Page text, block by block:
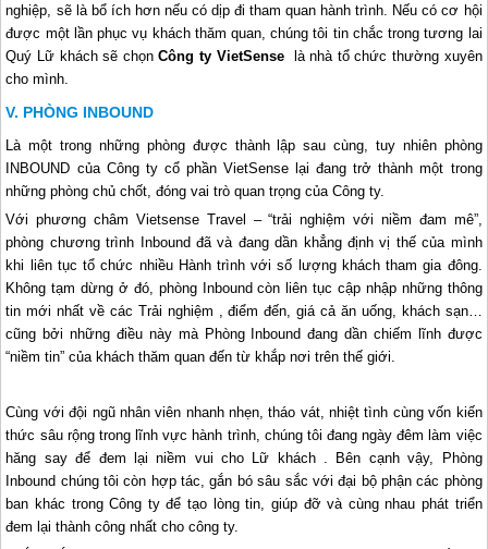
nghiệp, sẽ là bổ ích hơn nếu có dịp đi tham quan hành trình. Nếu có cơ hội
được một lần phục vụ khách thăm quan, chúng tôi tin chắc trong tương lai
Quý Lữ khách sẽ chọnCông ty VietSense
là nhà tổ chức thường xuyên
cho mình.
PHÒNG INBOUND
Là một trong những phòng được thành lập sau cùng, tuy nhiên phòng
INBOUND của Công ty cổ phần VietSense lại đang trở thành một trong
những phòng chủ chốt, đóng vai trò quan trọng của Công ty.
Với phương châm Vietsense Travel – “trải nghiệm với niềm đam mê”,
phòng chương trình Inbound đã và đang dần khẳng định vị thế của mình
khi liên tục tổ chức nhiều Hành trình với số lượng khách tham gia đông.
Không tạm dừng ở đó, phòng Inbound còn liên tục cập nhập những thông
tin mới nhất về các Trải nghiệm , điểm đến, giá cả ăn uống, khách sạn…
cũng bởi những điều này mà Phòng Inbound đang dần chiếm lĩnh được
“niềm tin” của khách thăm quan đến từ khắp nơi trên thế giới.
Cùng với đội ngũ nhân viên nhanh nhẹn, tháo vát, nhiệt tình cùng vốn kiến
thức sâu rộng trong lĩnh vực hành trình, chúng tôi đang ngày đêm làm việc
hăng say để đem lại niềm vui cho Lữ khách . Bên cạnh vậy, Phòng
Inbound chúng tôi còn hợp tác, gắn bó sâu sắc với đại bộ phận các phòng
ban khác trong Công ty để tạo lòng tin, giúp đỡ và cùng nhau phát triển
đem lại thành công nhất cho công ty.